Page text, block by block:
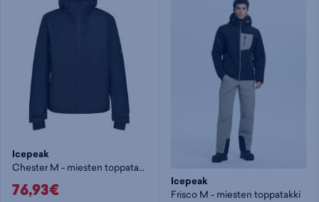
Icepeak
Chester M - miesten toppatakki
76,93€ Icepeak
Frisco M - miesten toppatakki